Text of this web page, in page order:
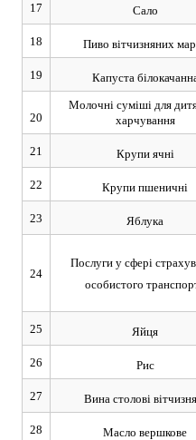
17 Сало
18 Пиво вітчизняних
19 Капуста
20
Молочні суміші для
харчування
21 Крупи ячні
22 Крупи пшеничні
23 Яблука
24
Послуги у сфері
особистого
25 Яйця
26 Рис
27 Вина столові
28 Масло вершкове